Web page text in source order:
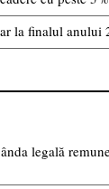
la finalul anului
legală